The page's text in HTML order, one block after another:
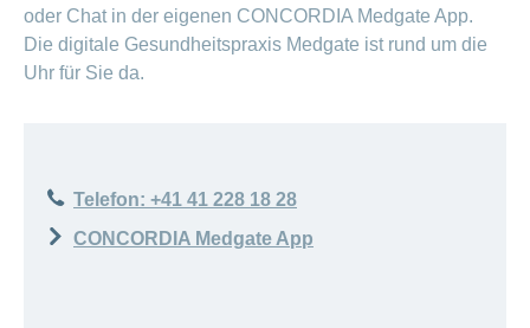
oder Chat in der eigenen CONCORDIA Medgate App.
Die digitale Gesundheitspraxis Medgate ist rund um die
Uhr für Sie da.
Telefon: +41 41 228 18 28
CONCORDIA Medgate App